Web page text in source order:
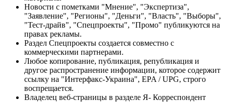
Новости с пометками "Мнение", "Экспертиза",
"Заявление", "Регионы", "Деньги", "Власть", "Выборы",
"Тест-драйв", "Спецпроекты", "Промо" публикуются на
правах рекламы.
Раздел Спецпроекты создается совместно с
коммерческими партнерами.
Любое копирование, публикация, републикация и
другое распространение информации, которое содержит
ссылку на "Интерфакс-Украина", EPA / UPG, строго
воспрещается.
Владелец веб-страницы в разделе Я- Корреспондент